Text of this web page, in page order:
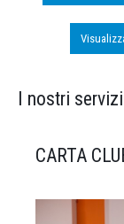
I nostri servizi
CARTA